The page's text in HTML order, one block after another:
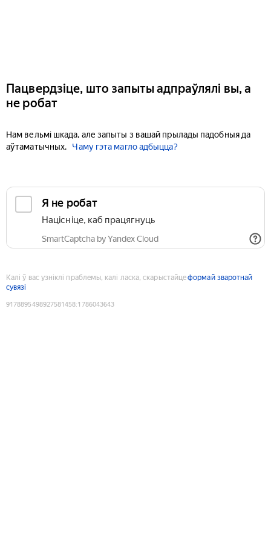
Пацвердзіце, што запыты адпраўлялі вы, а
не робат
Нам вельмі шкада, але запыты з вашай прылады падобныя да
аўтаматычных.
Чаму гэта магло адбыцца?
Я не робат
Націсніце, каб працягнуць
SmartCaptcha by Yandex Cloud
Калі ў вас узніклі праблемы, калі ласка, скарыстайцеформай зваротнай
сувязі
9178895498927581458:1786043643